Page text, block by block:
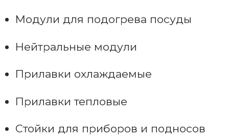
Модули для подогрева посуды
Нейтральные модули
Прилавки охлаждаемые
Прилавки тепловые
Стойки для приборов и подносов